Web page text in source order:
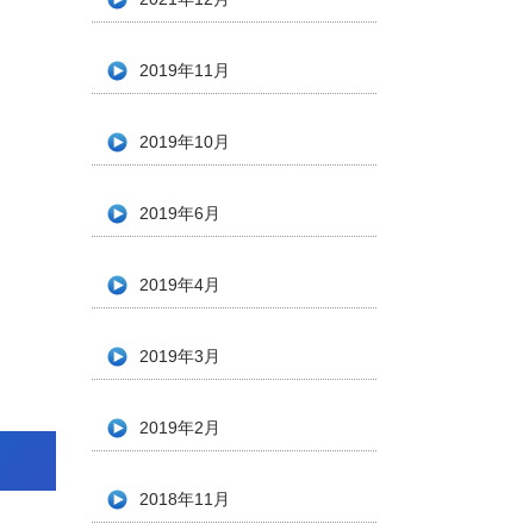
2019年11月
2019年10月
2019年6月
2019年4月
2019年3月
2019年2月
2018年11月